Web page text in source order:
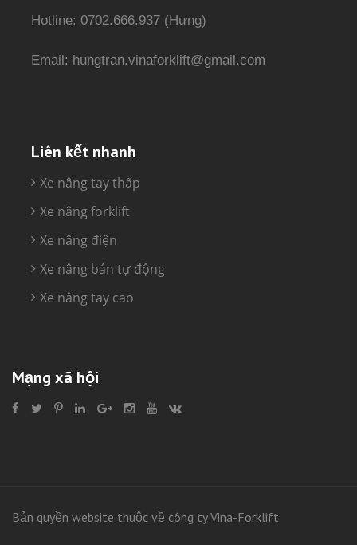
Hotline: 0702.666.937 (Hưng)
Email: hungtran.vinaforklift@gmail.com
Liên kết nhanh
Xe nâng tay thấp
Xe nâng forklift
Xe nâng điện
Xe nâng bán tự động
Xe nâng tay cao
Mạng xã hội
Bản quyền website thuộc về công ty Vina-Forklift